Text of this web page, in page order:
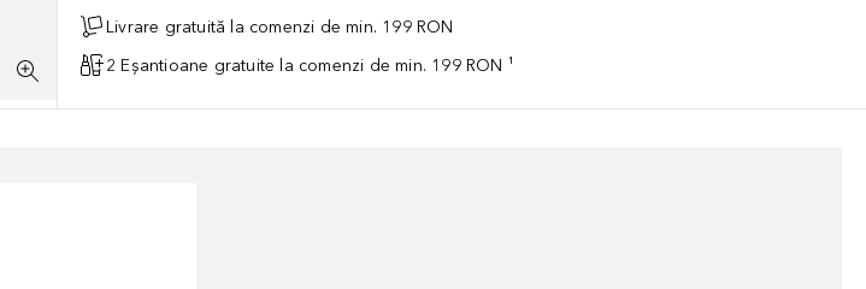
Livrare gratuită la comenzi de min. 199 RON
2 Eșantioane gratuite la comenzi de min. 199 RON ¹